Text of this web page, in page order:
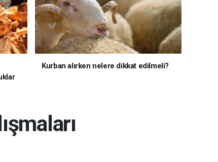
Kurban alırken nelere dikkat edilmeli?